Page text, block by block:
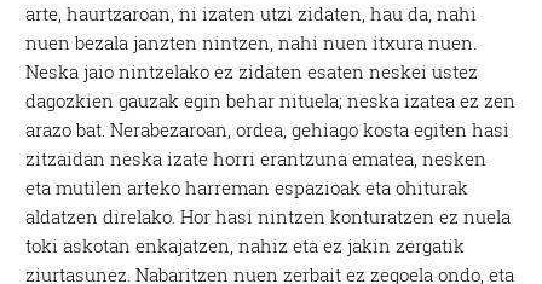
arte, haurtzaroan, ni izaten utzi zidaten, hau da, nahi
nuen bezala janzten nintzen, nahi nuen itxura nuen.
Neska jaio nintzelako ez zidaten esaten neskei ustez
dagozkien gauzak egin behar nituela; neska izatea ez zen
arazo bat. Nerabezaroan, ordea, gehiago kosta egiten hasi
zitzaidan neska izate horri erantzuna ematea, nesken
eta mutilen arteko harreman espazioak eta ohiturak
aldatzen direlako. Hor hasi nintzen konturatzen ez nuela
toki askotan enkajatzen, nahiz eta ez jakin zergatik
ziurtasunez. Nabaritzen nuen zerbait ez zegoela ondo, eta